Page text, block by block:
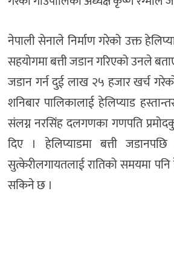
नेपाली सेनाले निर्माण गरेको उक्त
सहयोगमा बत्ती जडान गरिएको उनले
जडान गर्न दुई लाख २५ हजार खर्च
शनिबार पालिकालाई हेलिप्याड
संलग्न नरसिंह दलगणका गणपति
दिए । हेलिप्याडमा बत्ती
सुत्केरीलगायतलाई रातिको समयमा पनि
सकिने छ ।